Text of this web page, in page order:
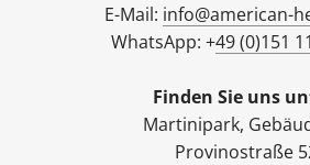
E-Mail: info@american-
WhatsApp: +49 (0)151
Finden Sie uns
Martinipark,
Provinostraße